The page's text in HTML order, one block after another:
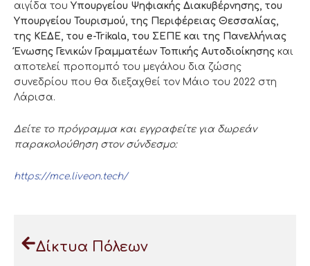
αιγίδα του Υπουργείου Ψηφιακής Διακυβέρνησης, του
Υπουργείου Τουρισμού, της Περιφέρειας Θεσσαλίας,
της ΚΕΔΕ, του e-Trikala, του ΣΕΠΕ και της Πανελλήνιας
Ένωσης Γενικών Γραμματέων Τοπικής Αυτοδιοίκησης και
αποτελεί προπομπό του μεγάλου δια ζώσης
συνεδρίου που θα διεξαχθεί τον Μάιο του 2022 στη
Λάρισα.
Δείτε το πρόγραμμα και εγγραφείτε για δωρεάν
παρακολούθηση στον σύνδεσμο:
https://mce.liveon.tech/
Δίκτυα Πόλεων